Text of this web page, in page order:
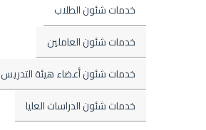
خدمات شئون الطلاب
خدمات شئون العاملين
خدمات شئون أعضاء هيئة التدريس
خدمات شئون الدراسات العليا